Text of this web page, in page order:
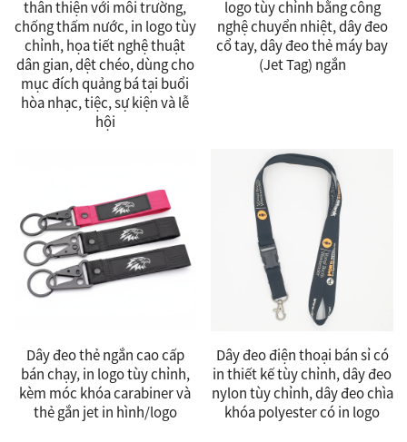
thân thiện với môi trường,
chống thấm nước, in logo tùy
chỉnh, họa tiết nghệ thuật
dân gian, dệt chéo, dùng cho
mục đích quảng bá tại buổi
hòa nhạc, tiệc, sự kiện và lễ
hội
logo tùy chỉnh bằng công
nghệ chuyển nhiệt, dây đeo
cổ tay, dây đeo thẻ máy bay
(Jet Tag) ngắn
Dây đeo thẻ ngắn cao cấp
bán chạy, in logo tùy chỉnh,
kèm móc khóa carabiner và
thẻ gắn jet in hình/logo
Dây đeo điện thoại bán sỉ có
in thiết kế tùy chỉnh, dây đeo
nylon tùy chỉnh, dây đeo chìa
khóa polyester có in logo